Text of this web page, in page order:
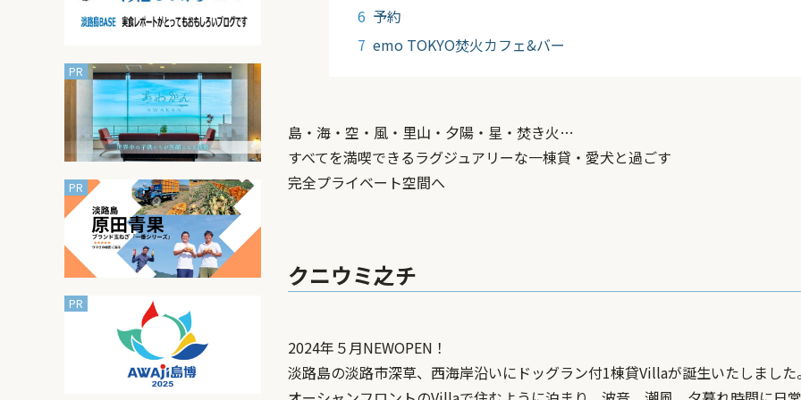
予約
emo TOKYO焚火カフェ&バー
島・海・空・風・里山・夕陽・星・焚き火…
すべてを満喫できるラグジュアリーな一棟貸・愛犬と過ごす
完全プライベート空間へ
クニウミ之チ
2024年５月NEWOPEN！
淡路島の淡路市深草、西海岸沿いにドッグラン付1棟貸Villaが誕生いたしました。